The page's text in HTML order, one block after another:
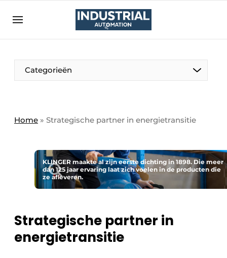
Aanmelden
Bedrijven
Bedrijven
Direct contact
Evenement aanmelden
Home
Meest gelezen
Podcasts
Privacy / Cookie statement
Categorieën
Home » Strategische partner in energietransitie
KLINGER maakte al zijn eerste dichting in 1898. Die meer
dan 125 jaar ervaring laat zich voelen in de producten die
ze afleveren.
Strategische partner in
energietransitie